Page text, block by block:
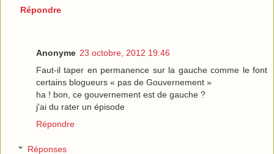
Répondre
Anonyme 23 octobre, 2012 19:46
Faut-il taper en permanence sur la gauche comme le font
certains blogueurs « pas de Gouvernement »
ha ! bon, ce gouvernement est de gauche ?
j'ai du rater un épisode
Répondre
Réponses